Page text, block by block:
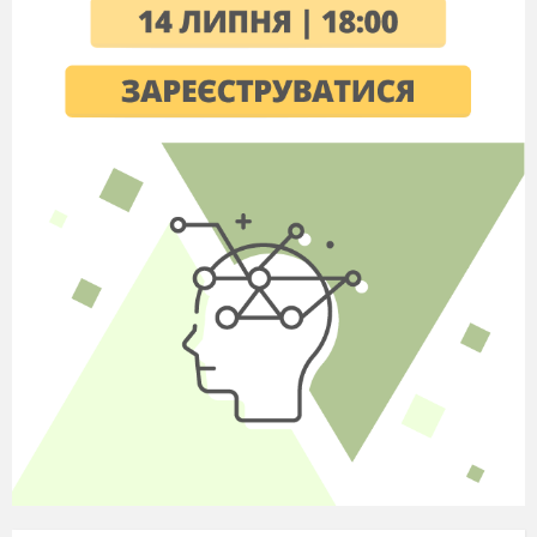
1. Уважно ознайомтеся з усіма
запропонованими вам джерелами.
2. Визначте їхню основну думку і
сформулюйте її у вигляді тези або гасла.
3. Зіставте провідні
зробіть висновки.
4. Висновки обґрунтуйте і узагальніть.
А. Учитель: А зараз ви почнете лабораторно
практичні дослідження. Перед вами документи
і план, за яким ви будете працювати. Ось вам
картки з таблицею, куди ви маєте занотовувати
свої висновки. Будемо працювати за двома
варіантами. Перший варіант буде зіставляти
політику Директорії з політикою Центральної
ради, а другій – з політикою Гетьманату.